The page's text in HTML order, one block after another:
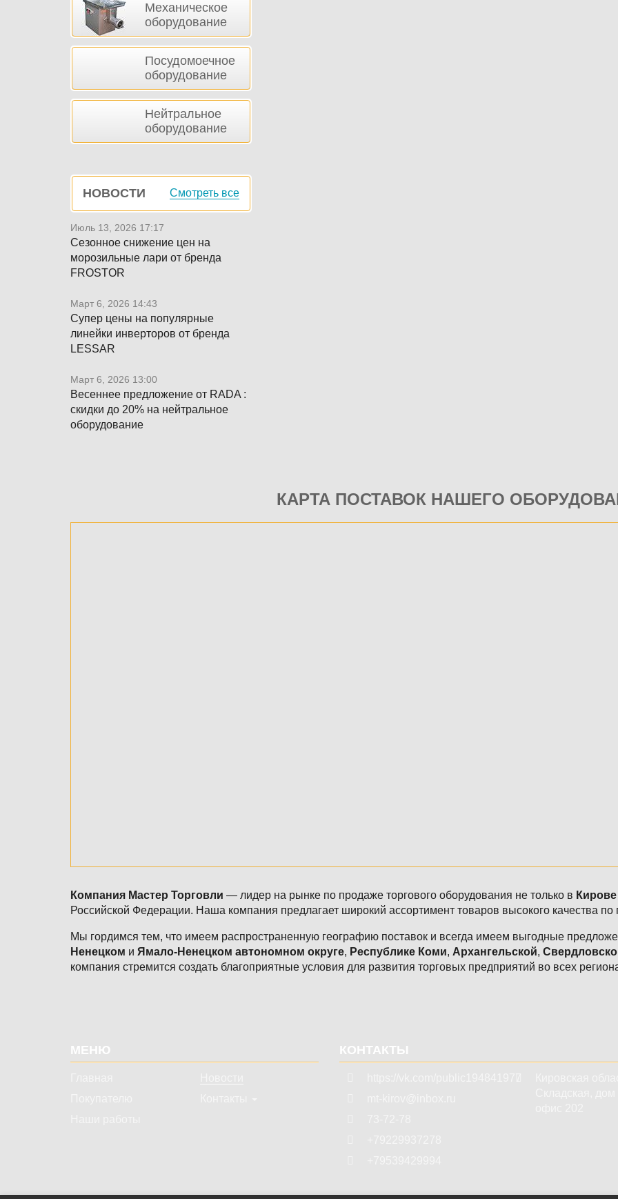
Механическое
оборудование
Посудомоечное
оборудование
Нейтральное
оборудование
НОВОСТИ Смотреть все
Июль 13, 2026 17:17
Сезонное снижение цен на
морозильные лари от бренда
FROSTOR
Март 6, 2026 14:43
Супер цены на популярные
линейки инверторов от бренда
LESSAR
Март 6, 2026 13:00
Весеннее предложение от RADA :
скидки до 20% на нейтральное
оборудование
КАРТА ПОСТАВОК НАШЕГО
Компания Мастер Торговли — лидер на рынке по продаже торгового оборудования не только в
Российской Федерации. Наша компания предлагает широкий ассортимент товаров высокого качества
Мы гордимся тем, что имеем распространенную географию поставок и всегда имеем выгодные
Ненецком и Ямало-Ненецком автономном округе, Республике Коми, Архангельской,
компания стремится создать благоприятные условия для развития торговых предприятий во всех
МЕНЮ КОНТАКТЫ